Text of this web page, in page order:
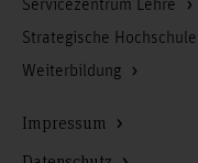
Servicezentrum Lehre
Strategische
Weiterbildung
Impressum